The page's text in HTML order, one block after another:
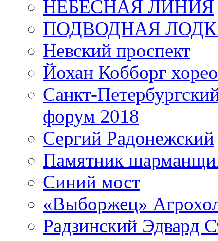
НЕБЕСНАЯ ЛИНИЯ
ПОДВОДНАЯ
Невский проспект
Йохан Кобборг
Санкт-
форум 2018
Сергий Радонежский
Памятник
Синий мост
«Выборжец»
Радзинский Эдвард